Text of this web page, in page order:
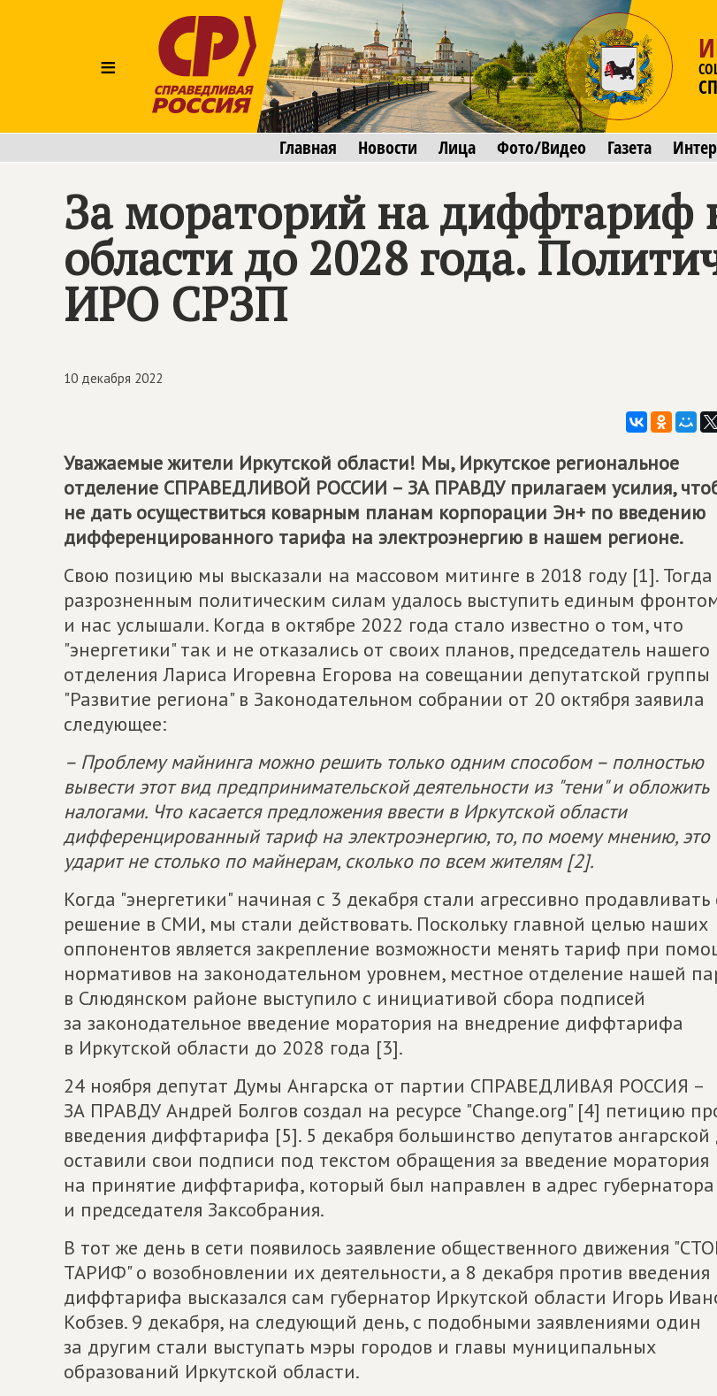
≡
Главная Новости Лица Фото/Видео Газета
За мораторий на диффтариф
области до 2028 года.
ИРО СРЗП
10 декабря 2022
Уважаемые жители Иркутской области! Мы, Иркутское региональное
отделение СПРАВЕДЛИВОЙ РОССИИ – ЗА ПРАВДУ прилагаем усилия,
не дать осуществиться коварным планам корпорации Эн+ по введению
дифференцированного тарифа на электроэнергию в нашем регионе.
Свою позицию мы высказали на массовом митинге в 2018 году [1]. Тогда
разрозненным политическим силам удалось выступить единым
и нас услышали. Когда в октябре 2022 года стало известно о том, что
"энергетики" так и не отказались от своих планов, председатель нашего
отделения Лариса Игоревна Егорова на совещании депутатской группы
"Развитие региона" в Законодательном собрании от 20 октября заявила
следующее:
– Проблему майнинга можно решить только одним способом – полностью
вывести этот вид предпринимательской деятельности из "тени" и обложить
налогами. Что касается предложения ввести в Иркутской области
дифференцированный тариф на электроэнергию, то, по моему мнению, это
ударит не столько по майнерам, сколько по всем жителям [2].
Когда "энергетики" начиная с 3 декабря стали агрессивно продавливать
решение в СМИ, мы стали действовать. Поскольку главной целью наших
оппонентов является закрепление возможности менять тариф при
нормативов на законодательном уровнем, местное отделение нашей
в Слюдянском районе выступило с инициативой сбора подписей
за законодательное введение моратория на внедрение диффтарифа
в Иркутской области до 2028 года [3].
24 ноября депутат Думы Ангарска от партии СПРАВЕДЛИВАЯ РОССИЯ –
ЗА ПРАВДУ Андрей Болгов создал на ресурсе "Change.org" [4] петицию
введения диффтарифа [5]. 5 декабря большинство депутатов
оставили свои подписи под текстом обращения за введение моратория
на принятие диффтарифа, который был направлен в адрес губернатора
и председателя Заксобрания.
В тот же день в сети появилось заявление общественного движения
ТАРИФ" о возобновлении их деятельности, а 8 декабря против введения
диффтарифа высказался сам губернатор Иркутской области Игорь
Кобзев. 9 декабря, на следующий день, с подобными заявлениями один
за другим стали выступать мэры городов и главы муниципальных
образований Иркутской области.